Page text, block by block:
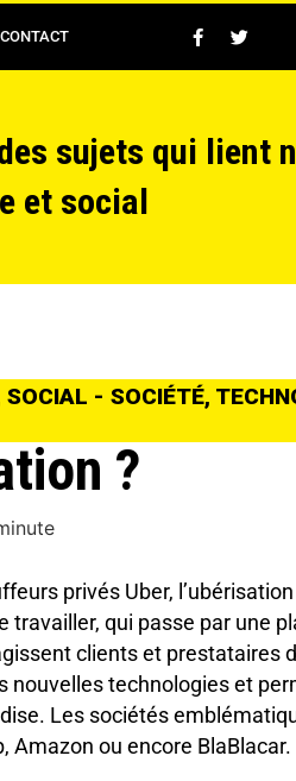
CONTACT
sujets qui lient
et social
SOCIAL - SOCIÉTÉ,
?
privés Uber,
travailler, qui passe par une
clients et prestataires
nouvelles technologies et
Les sociétés
Amazon ou encore BlaBlacar.